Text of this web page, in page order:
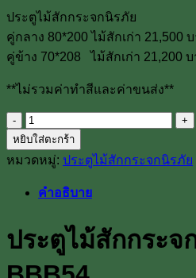
ประตูไม้สักกระจกนิรภัย
คู่กลาง 80*200 ไม้สักเก่า 21,500
คู่ข้าง 70*208 ไม้สักเก่า 21,200
**ไม่รวมค่าทำสีและค่าขนส่ง**
จำนวน
ประตู
ไม้
กระจก
BBB54
หยิบใส่ตะกร้า
หมวดหมู่: ประตูไม้สักกระจกนิรภัย
คำอธิบาย
ประตูไม้สักกระจ